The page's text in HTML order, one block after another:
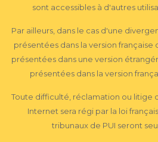
sont accessibles à d'autres
Par ailleurs, dans le cas d'une
présentées dans la version française
présentées dans une version
présentées dans la version
Toute difficulté, réclamation ou litige
Internet sera régi par la loi
tribunaux de PUI seront